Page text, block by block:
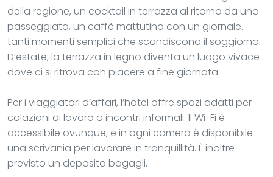
della regione, un cocktail in terrazza al ritorno da una
passeggiata, un caffè mattutino con un giornale...
tanti momenti semplici che scandiscono il soggiorno.
D’estate, la terrazza in legno diventa un luogo vivace
dove ci si ritrova con piacere a fine giornata.
Per i viaggiatori d’affari, l’hotel offre spazi adatti per
colazioni di lavoro o incontri informali. Il Wi-Fi è
accessibile ovunque, e in ogni camera è disponibile
una scrivania per lavorare in tranquillità. È inoltre
previsto un deposito bagagli.